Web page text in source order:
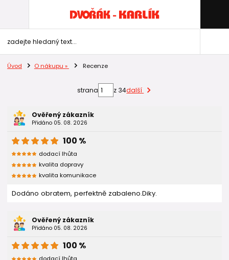
Úvod O nákupu » Recenze
strana z 34další
Ověřený zákazník
Přidáno 05. 08. 2026
Dodáno obratem, perfektně zabaleno.Diky.
100 %
dodací lhůta
kvalita dopravy
kvalita komunikace
Ověřený zákazník
Přidáno 05. 08. 2026
100 %